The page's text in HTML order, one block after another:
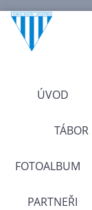
ÚVOD
TÁBOR
FOTOALBUM
PARTNEŘI